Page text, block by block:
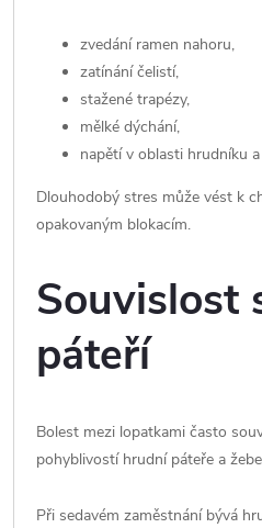
zvedání ramen nahoru,
zatínání čelistí,
stažené trapézy,
mělké dýchání,
napětí v oblasti hrudníku a
Dlouhodobý stres může vést k
opakovaným blokacím.
Souvislost
páteří
Bolest mezi lopatkami často
pohyblivostí hrudní páteře a
Při sedavém zaměstnání bývá